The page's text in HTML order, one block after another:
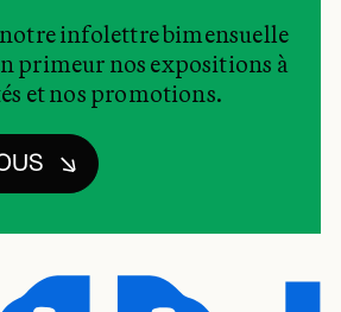
infolettre bimensuelle
primeur nos expositions à
et nos promotions.